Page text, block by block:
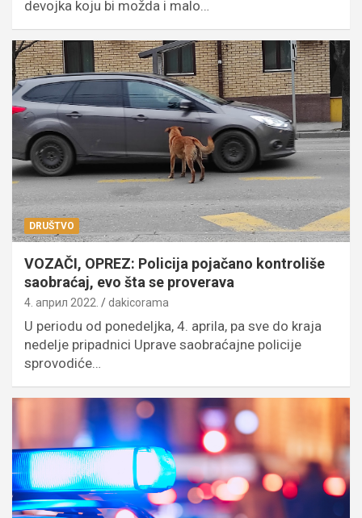
devojka koju bi možda i malo…
DRUŠTVO
VOZAČI, OPREZ: Policija pojačano kontroliše
saobraćaj, evo šta se proverava
4. април 2022. dakicorama
U periodu od ponedeljka, 4. aprila, pa sve do kraja
nedelje pripadnici Uprave saobraćajne policije
sprovodiće…